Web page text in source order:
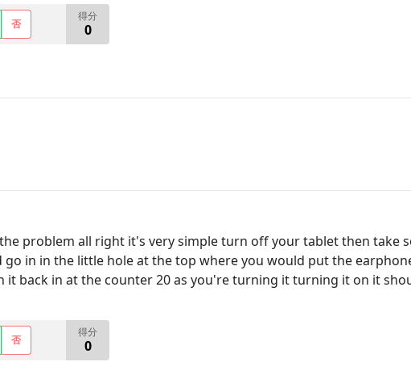
否
得分
0
problem all right it's very simple turn off your tablet then take
in in the little hole at the top where you would put the
it back in at the counter 20 as you're turning it turning it on it
否
得分
0